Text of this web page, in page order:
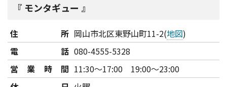
モンタギュー
住所 岡山市北区東野山町11-2(地図)
電話 080-4555-5328
営業時間 11:30～17:00 19:00～23:00